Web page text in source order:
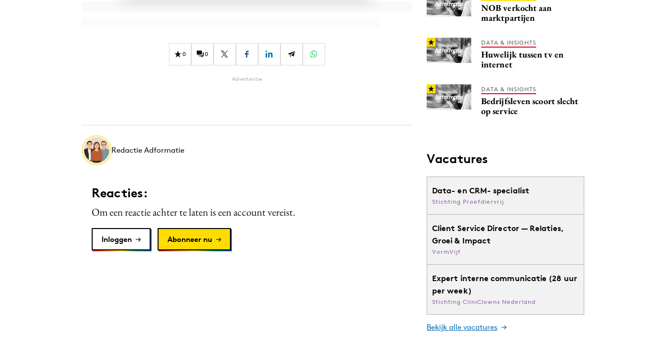
0 0
Advertentie
Redactie Adformatie
Reacties:
Om een reactie achter te laten is een account vereist.
Inloggen Abonneer nu
NOB verkocht aan
marktpartijen
DATA & INSIGHTS
Huwelijk tussen tv en
internet
DATA & INSIGHTS
Bedrijfsleven scoort slecht
op service
Vacatures
Data- en CRM- specialist
Stichting Proefdiervrij
Client Service Director — Relaties,
Groei & Impact
VormVijf
Expert interne communicatie (28 uur
per week)
Stichting CliniClowns Nederland
Bekijk alle vacatures